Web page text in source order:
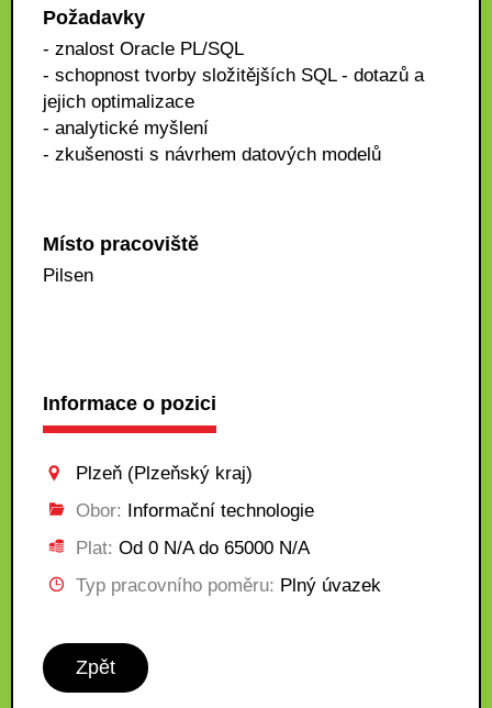
Požadavky
- znalost Oracle PL/SQL
- schopnost tvorby složitějších SQL - dotazů a
jejich optimalizace
- analytické myšlení
- zkušenosti s návrhem datových modelů
Místo pracoviště
Pilsen
Informace o pozici
Plzeň (Plzeňský kraj)
Obor: Informační technologie
Plat: Od 0 N/A do 65000 N/A
Typ pracovního poměru: Plný úvazek
Zpět